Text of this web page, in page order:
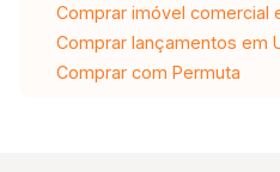
Comprar imóvel comercial
Comprar lançamentos em
Comprar com Permuta